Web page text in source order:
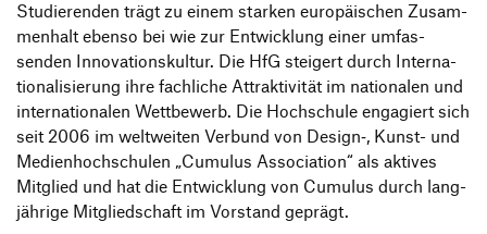
HfG-Network
Downloads
Studie­renden trägt zu einem starken euro­päi­schen Zusam­
men­halt ebenso bei wie zur Entwick­lung einer umfas­
senden Inno­va­ti­ons­kultur. Die HfG stei­gert durch Inter­na­
tio­na­li­sie­rung ihre fach­liche Attrak­ti­vität im natio­nalen und
inter­na­tio­nalen Wett­be­werb. Die Hoch­schule enga­giert sich
seit 2006 im welt­weiten Verbund von Design‑, Kunst- und
Medi­en­hoch­schulen „Cumulus Asso­cia­tion“ als aktives
Mitglied und hat die Entwick­lung von Cumulus durch lang­
jäh­rige Mitglied­schaft im Vorstand geprägt.